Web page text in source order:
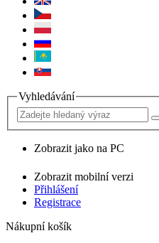
Vyhledávání
Zobrazit jako na PC
Zobrazit mobilní verzi
Přihlášení
Registrace
Nákupní košík